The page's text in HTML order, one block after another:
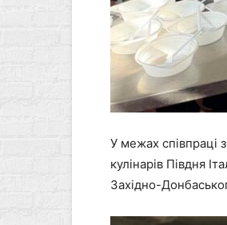
У межах співпраці
кулінарів Півдня
Західно-